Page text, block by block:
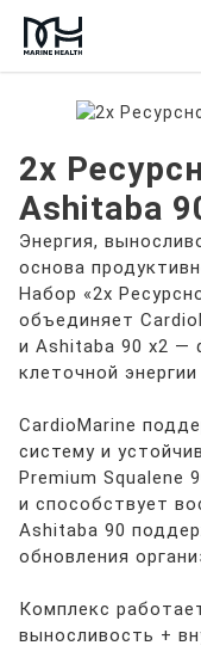
2x
Ashitaba
Энергия,
основа
Набор «2x
объединяет
и Ashitaba 90 x2 —
клеточной
CardioMarine
систему и
Premium Squalene
и способствует
Ashitaba 90
обновления
Комплекс
выносливость +